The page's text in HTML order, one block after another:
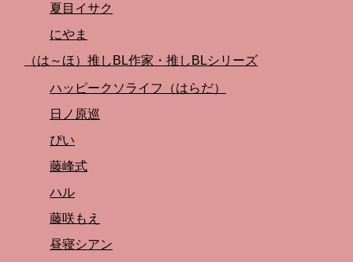
夏目イサク
にやま
（は～ほ）推しBL作家・推しBLシリーズ
ハッピークソライフ（はらだ）
日ノ原巡
ぴい
藤峰式
ハル
藤咲もえ
昼寝シアン